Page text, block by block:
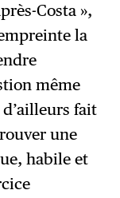
Costa »,
la
même
fait
une
habile et